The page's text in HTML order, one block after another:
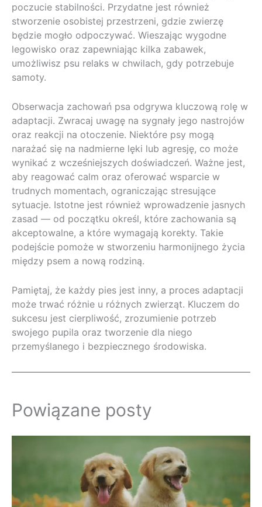
poczucie stabilności. Przydatne jest również
stworzenie osobistej przestrzeni, gdzie zwierzę
będzie mogło odpoczywać. Wieszając wygodne
legowisko oraz zapewniając kilka zabawek,
umożliwisz psu relaks w chwilach, gdy potrzebuje
samoty.
Obserwacja zachowań psa odgrywa kluczową rolę w
adaptacji. Zwracaj uwagę na sygnały jego nastrojów
oraz reakcji na otoczenie. Niektóre psy mogą
narażać się na nadmierne lęki lub agresję, co może
wynikać z wcześniejszych doświadczeń. Ważne jest,
aby reagować calm oraz oferować wsparcie w
trudnych momentach, ograniczając stresujące
sytuacje. Istotne jest również wprowadzenie jasnych
zasad — od początku określ, które zachowania są
akceptowalne, a które wymagają korekty. Takie
podejście pomoże w stworzeniu harmonijnego życia
między psem a nową rodziną.
Pamiętaj, że każdy pies jest inny, a proces adaptacji
może trwać różnie u różnych zwierząt. Kluczem do
sukcesu jest cierpliwość, zrozumienie potrzeb
swojego pupila oraz tworzenie dla niego
przemyślanego i bezpiecznego środowiska.
Powiązane posty